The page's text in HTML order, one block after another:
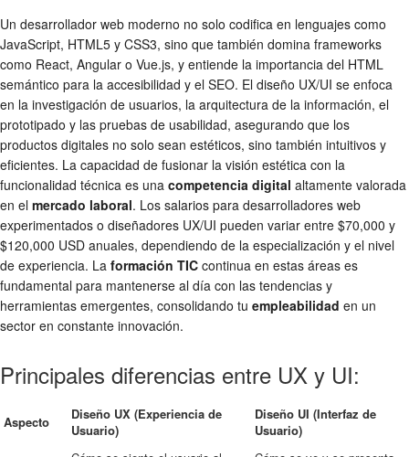
Un desarrollador web moderno no solo codifica en lenguajes como
JavaScript, HTML5 y CSS3, sino que también domina frameworks
como React, Angular o Vue.js, y entiende la importancia del HTML
semántico para la accesibilidad y el SEO. El diseño UX/UI se enfoca
en la investigación de usuarios, la arquitectura de la información, el
prototipado y las pruebas de usabilidad, asegurando que los
productos digitales no solo sean estéticos, sino también intuitivos y
eficientes. La capacidad de fusionar la visión estética con la
funcionalidad técnica es una competencia digital altamente valorada
en el mercado laboral. Los salarios para desarrolladores web
experimentados o diseñadores UX/UI pueden variar entre $70,000 y
$120,000 USD anuales, dependiendo de la especialización y el nivel
de experiencia. La formación TIC continua en estas áreas es
fundamental para mantenerse al día con las tendencias y
herramientas emergentes, consolidando tu empleabilidad en un
sector en constante innovación.
Principales diferencias entre UX y UI:
Aspecto
Diseño UX (Experiencia de
Usuario)
Diseño UI (Interfaz de
Usuario)